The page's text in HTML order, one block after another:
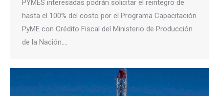
PYMES interesadas podrán solicitar el reintegro de
hasta el 100% del costo por el Programa Capacitación
PyME con Crédito Fiscal del Ministerio de Producción
de la Nación.…